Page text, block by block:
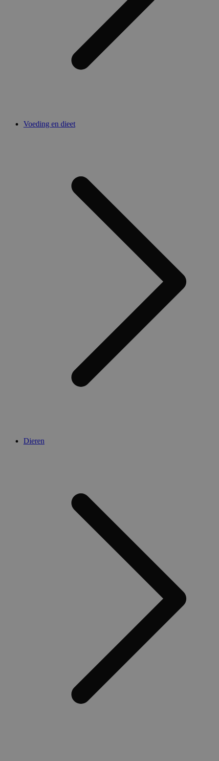
Voeding en dieet
Dieren